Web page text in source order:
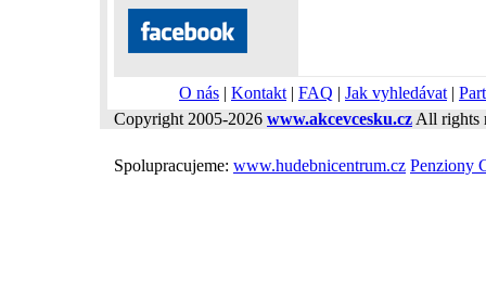
O nás | Kontakt | FAQ | Jak vyhledávat |
Copyright 2005-2026 www.akcevcesku.cz All rights
Spolupracujeme: www.hudebnicentrum.cz Penziony